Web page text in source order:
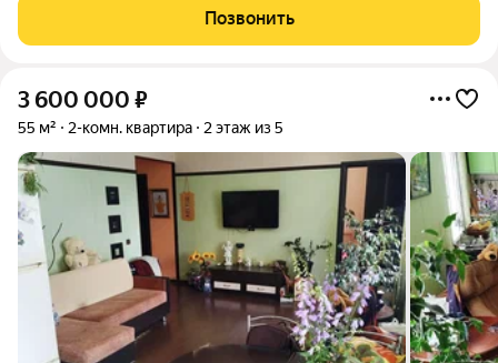
сторонних вещей. Площадь квартиры можно использовать по
своему усмотрению (квартира
Позвонить
3 600 000 ₽
55 м² 2-комн. квартира 2 этаж из 5